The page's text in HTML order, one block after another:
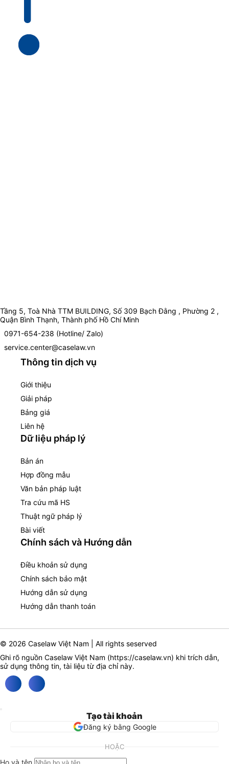
Tầng 5, Toà Nhà TTM BUILDING, Số 309 Bạch Đằng , Phường 2 ,
Quận Bình Thạnh, Thành phố Hồ Chí Minh
0971-654-238 (Hotline/ Zalo)
service.center@caselaw.vn
Thông tin dịch vụ
Giới thiệu
Giải pháp
Bảng giá
Liên hệ
Dữ liệu pháp lý
Bản án
Hợp đồng mẫu
Văn bản pháp luật
Tra cứu mã HS
Thuật ngữ pháp lý
Bài viết
Chính sách và Hướng dẫn
Điều khoản sử dụng
Chính sách bảo mật
Hướng dẫn sử dụng
Hướng dẫn thanh toán
© 2026 Caselaw Việt Nam | All rights seserved
Ghi rõ nguồn Caselaw Việt Nam (https://caselaw.vn) khi trích dẫn,
sử dụng thông tin, tài liệu từ địa chỉ này.
Tạo tài khoản
Đăng ký bằng Google
HOẶC
Họ và tên